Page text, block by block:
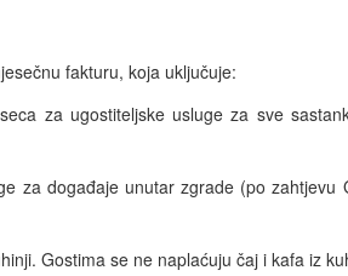
fakturu, koja uključuje:
za ugostiteljske usluge za sve
događaje unutar zgrade (po zahtjevu
Gostima se ne naplaćuju čaj i kafa iz